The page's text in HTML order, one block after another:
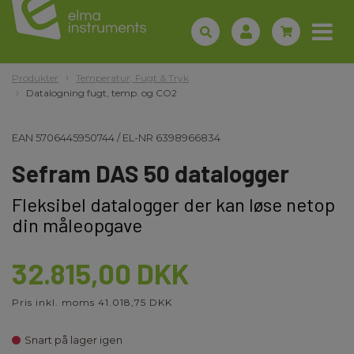
Produkter
Temperatur, Fugt & Tryk
Datalogning fugt, temp. og CO2
EAN 5706445950744/EL-NR 6398966834
Sefram DAS 50 datalogger
Fleksibel datalogger der kan løse netop
din måleopgave
32.815,00 DKK
Pris inkl. moms 41.018,75 DKK
Snart på lager igen